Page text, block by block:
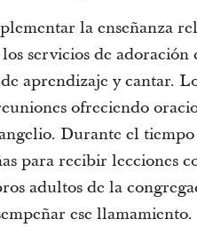
la enseñanza
servicios de
aprendizaje y cantar.
ofreciendo
Durante el
para recibir lecciones
adultos de la
ese llamamiento.